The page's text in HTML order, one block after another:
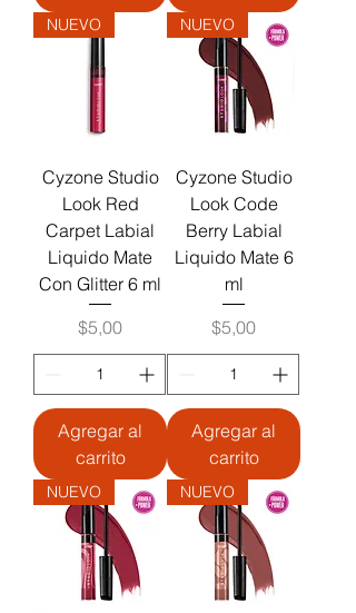
NUEVO
Cyzone Studio
Look Red
Carpet Labial
Liquido Mate
Con Glitter 6 ml
Precio
$5,00
Agregar al
carrito
NUEVO
Cyzone Studio
Look Code
Berry Labial
Liquido Mate 6
ml
Precio
$5,00
Agregar al
carrito
NUEVO NUEVO